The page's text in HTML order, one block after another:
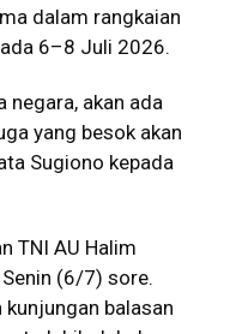
dalam rangkaian
6–8 Juli 2026.
negara, akan ada
yang besok akan
Sugiono kepada
TNI AU Halim
(6/7) sore.
balasan